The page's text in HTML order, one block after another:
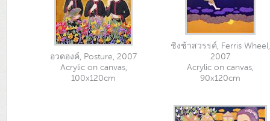
อวดองค์, Posture, 2007
Acrylic on canvas,
100x120cm
ชิงช้าสวรรค์, Ferris Wheel,
2007
Acrylic on canvas,
90x120cm